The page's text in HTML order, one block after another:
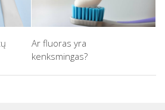
Ar fluoras yra
kenksmingas?